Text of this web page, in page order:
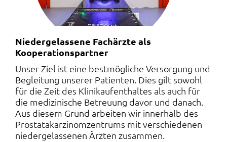
Niedergelassene Fachärzte als
Kooperationspartner
Unser Ziel ist eine bestmögliche Versorgung und
Begleitung unserer Patienten. Dies gilt sowohl
für die Zeit des Klinikaufenthaltes als auch für
die medizinische Betreuung davor und danach.
Aus diesem Grund arbeiten wir innerhalb des
Prostatakarzinomzentrums mit verschiedenen
niedergelassenen Ärzten zusammen.